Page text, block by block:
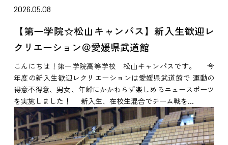
2026.05.08
【第一学院☆松山キャンパス】新入生歓迎レ
クリエーション＠愛媛県武道館
こんにちは！第一学院高等学校 松山キャンパスです。 今
年度の新入生歓迎レクリエーションは愛媛県武道館で 運動の
得意不得意、男女、年齢にかかわらず楽しめるニュースポーツ
を実施しました！ 新入生、在校生混合でチーム戦を...